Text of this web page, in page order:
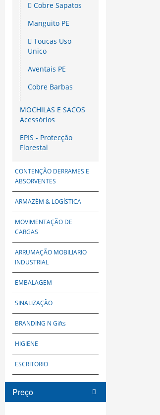
Cobre Sapatos
Manguito PE
Toucas Uso
Unico
Aventais PE
Cobre Barbas
MOCHILAS E SACOS
Acessórios
EPIS - Protecção
Florestal
CONTENÇÃO DERRAMES E
ABSORVENTES
ARMAZÉM & LOGÍSTICA
MOVIMENTAÇÃO DE
CARGAS
ARRUMAÇÃO MOBILIARIO
INDUSTRIAL
EMBALAGEM
SINALIZAÇÃO
BRANDING N Gifts
HIGIENE
ESCRITORIO
Preço